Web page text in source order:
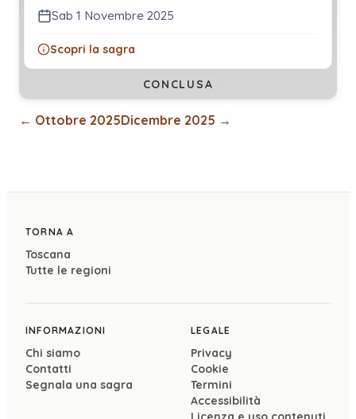
Sab 1 Novembre 2025
Scopri la sagra
CONCLUSA
← Ottobre 2025Dicembre 2025 →
TORNA A
Toscana
Tutte le regioni
INFORMAZIONI
Chi siamo
Contatti
Segnala una sagra
LEGALE
Privacy
Cookie
Termini
Accessibilità